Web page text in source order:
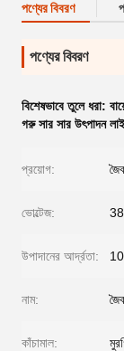
পণ্যের বিবরণ
পণ্যের বিবরণ
বিশেষভাবে তুলে ধরা:
গরু সার সার উৎপাদন
প্রয়োগ:
ভোল্টেজ:
উপাদানের আর্দ্রতা:
নাম:
কাঁচামাল: